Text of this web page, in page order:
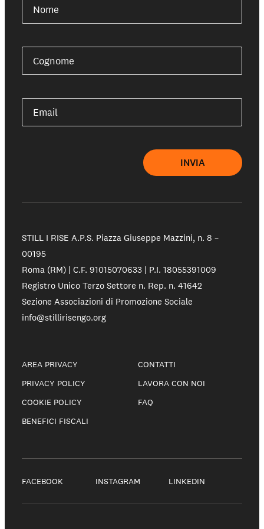
Nome
Cognome
Email
INVIA
STILL I RISE A.P.S. Piazza Giuseppe Mazzini, n. 8 –
00195
Roma (RM) | C.F. 91015070633 | P.I. 18055391009
Registro Unico Terzo Settore n. Rep. n. 41642
Sezione Associazioni di Promozione Sociale
info@stillirisengo.org
AREA PRIVACY
PRIVACY POLICY
COOKIE POLICY
BENEFICI FISCALI
CONTATTI
LAVORA CON NOI
FAQ
FACEBOOK INSTAGRAM LINKEDIN